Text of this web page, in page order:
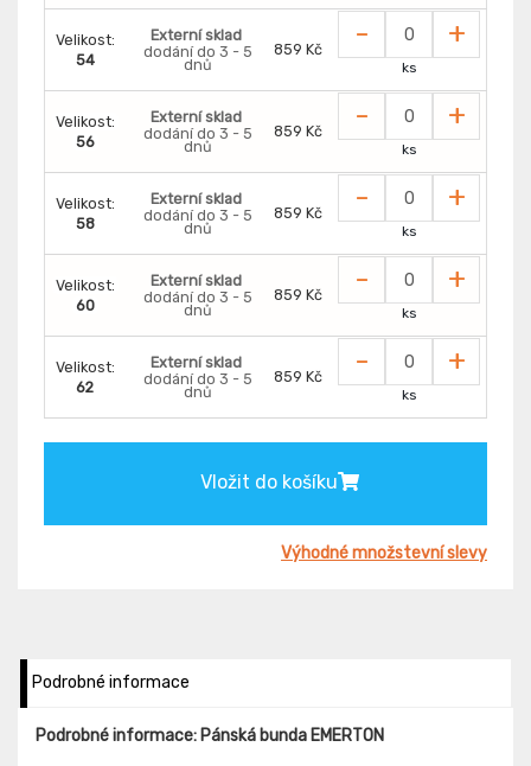
Velikost:
54
Externí sklad
dodání do 3 - 5
dnů
859 Kč - +
ks
Velikost:
56
Externí sklad
dodání do 3 - 5
dnů
859 Kč - +
ks
Velikost:
58
Externí sklad
dodání do 3 - 5
dnů
859 Kč - +
ks
Velikost:
60
Externí sklad
dodání do 3 - 5
dnů
859 Kč - +
ks
Velikost:
62
Externí sklad
dodání do 3 - 5
dnů
859 Kč - +
ks
Vložit do košíku
Výhodné množstevní slevy
Podrobné informace
Podrobné informace: Pánská bunda EMERTON